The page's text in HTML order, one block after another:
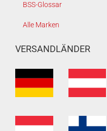
BSS-Glossar
Alle Marken
VERSANDLÄNDER